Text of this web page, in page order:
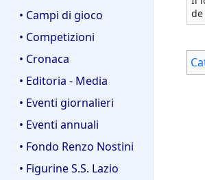
• Campi di gioco
• Competizioni
• Cronaca
• Editoria - Media
• Eventi giornalieri
• Eventi annuali
• Fondo Renzo Nostini
• Figurine S.S. Lazio
de